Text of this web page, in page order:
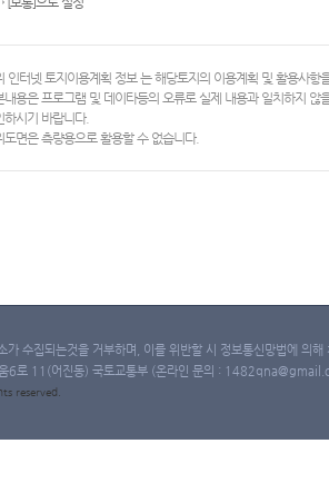
인터넷 토지이용계획 정보 는 해당토지의 이용계획 및 활용사
내용은 프로그램 및 데이타등의 오류로 실제 내용과 일치하지
하시기 바랍니다.
도면은 측량용으로 활용할 수 없습니다.
가 수집되는것을 거부하며, 이를 위반할 시 정보통신망법에 의
6로 11(어진동) 국토교통부 (온라인 문의 :
reserved.